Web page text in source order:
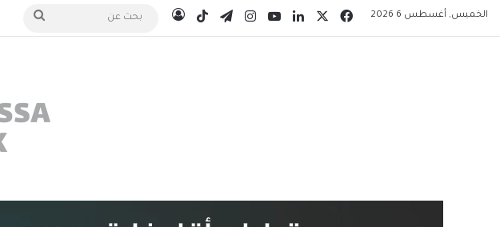
الخميس, أغسطس 6 2026 فيسبوك لينكدإن‫YouTubeانستقرامتيلقرام‫TikTokتسجيل الدخول